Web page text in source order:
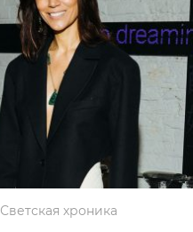
Светская хроника